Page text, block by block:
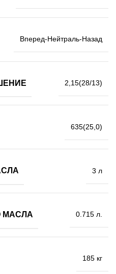
Вперед-Нейтраль-Назад
2,15(28/13)
635(25,0)
3 л
МАСЛА 0.715 л.
185 кг